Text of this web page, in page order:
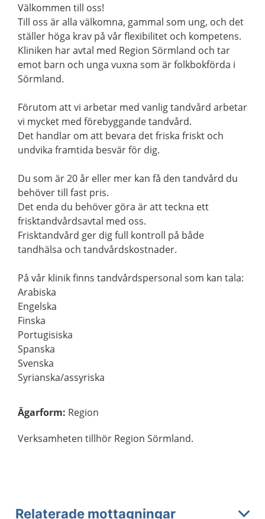
Välkommen till oss!
Till oss är alla välkomna, gammal som ung, och det
ställer höga krav på vår flexibilitet och kompetens.
Kliniken har avtal med Region Sörmland och tar
emot barn och unga vuxna som är folkbokförda i
Sörmland.
Förutom att vi arbetar med vanlig tandvård arbetar
vi mycket med förebyggande tandvård.
Det handlar om att bevara det friska friskt och
undvika framtida besvär för dig.
Du som är 20 år eller mer kan få den tandvård du
behöver till fast pris.
Det enda du behöver göra är att teckna ett
frisktandvårdsavtal med oss.
Frisktandvård ger dig full kontroll på både
tandhälsa och tandvårdskostnader.
På vår klinik finns tandvårdspersonal som kan tala:
Arabiska
Engelska
Finska
Portugisiska
Spanska
Svenska
Syrianska/assyriska
Ägarform: Region
Verksamheten tillhör Region Sörmland.
Relaterade mottagningar